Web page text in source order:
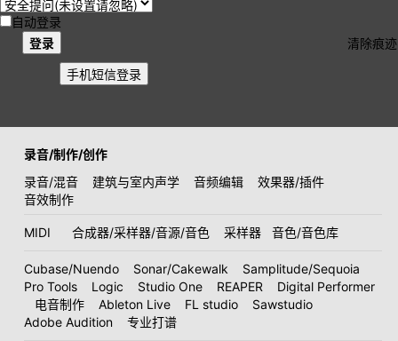
自动登录
登录
清除痕迹
手机短信登录
录音/制作/创作
录音/混音
建筑与室内声学 音频编辑
效果器/插件
音效制作
MIDI 合成器/采样器/音源/音色 采样器 音色/音色库
Cubase/Nuendo Sonar/Cakewalk
Samplitude/Sequoia
Pro Tools
Logic Studio One REAPER
Digital Performer
电音制作
Ableton Live FL studio
Sawstudio
Adobe Audition
专业打谱